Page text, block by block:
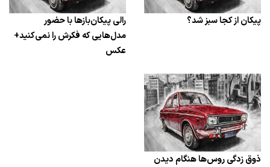
پیکان از کجا سبز شد؟
رالی پیکان‌بازها با حضور
مدل‌هایی که فکرش را نمی‌کنید+
عکس
ذوق زدگی روس‌ها هنگام دیدن